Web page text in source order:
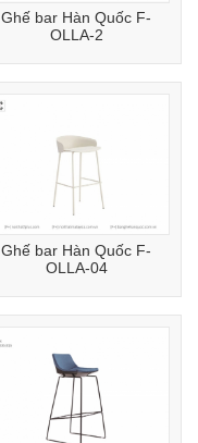
Ghế bar Hàn Quốc F-
OLLA-2
Ghế bar Hàn Quốc F-
OLLA-04